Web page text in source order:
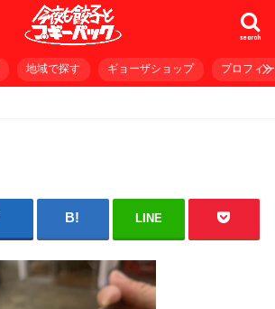
search
地域で探す ギョーザショップ プロフィ
LINE